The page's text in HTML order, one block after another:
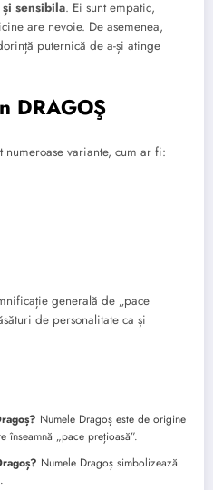
sensibila. Ei sunt empatic,
are nevoie. De asemenea,
puternică de a-și atinge
DRAGOŞ
numeroase variante, cum ar fi:
generală de „pace
de personalitate ca și
Numele Dragoș este de origine
înseamnă „pace prețioasă”.
Numele Dragoș simbolizează